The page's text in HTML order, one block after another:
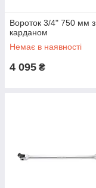
Вороток 3/4" 750 мм з
карданом
Немає в наявності
4 095 ₴